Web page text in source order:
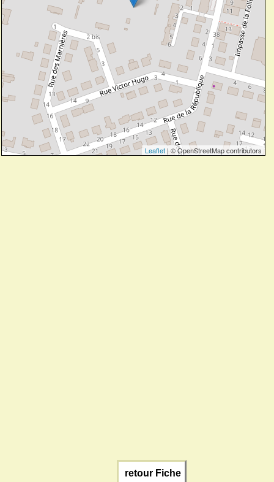
Leaflet | © OpenStreetMap contributors
retour Fiche